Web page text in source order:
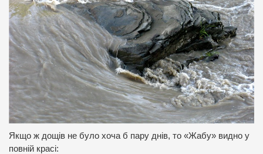
Якщо ж дощів не було хоча б пару днів, то «Жабу» видно у
повній красі: